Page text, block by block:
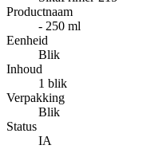
Productnaam
- 250 ml
Eenheid
Blik
Inhoud
1 blik
Verpakking
Blik
Status
IA